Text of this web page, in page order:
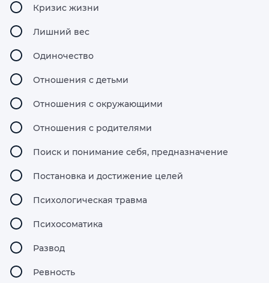
Кризис жизни
Лишний вес
Одиночество
Отношения с детьми
Отношения с окружающими
Отношения с родителями
Поиск и понимание себя, предназначение
Постановка и достижение целей
Психологическая травма
Психосоматика
Развод
Ревность